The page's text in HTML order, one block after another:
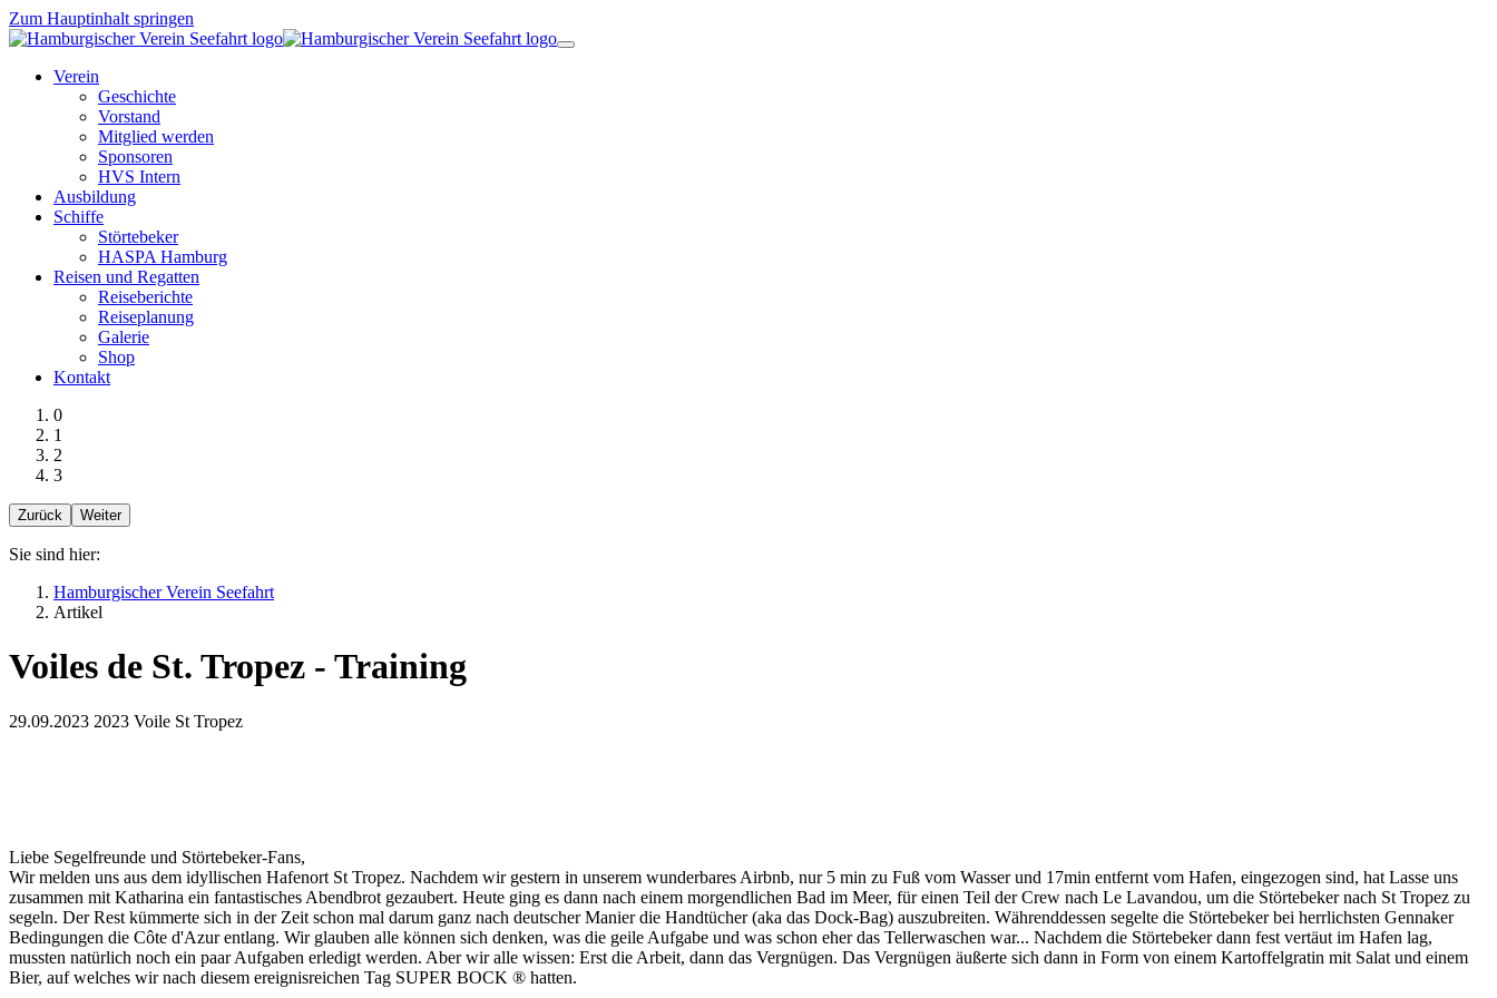
Zum Hauptinhalt springen
Verein
Geschichte
Vorstand
Mitglied werden
Sponsoren
HVS Intern
Ausbildung
Schiffe
Störtebeker
HASPA Hamburg
Reisen und Regatten
Reiseberichte
Reiseplanung
Galerie
Shop
Kontakt
0
1
2
3
Zurück Weiter
Sie sind hier:
Hamburgischer Verein Seefahrt
Artikel
Voiles de St. Tropez - Training
29.09.2023 2023 Voile St Tropez
Liebe Segelfreunde und Störtebeker-Fans,
Wir melden uns aus dem idyllischen Hafenort St Tropez. Nachdem wir gestern in unserem wunderbares Airbnb, nur 5 min zu Fuß vom Wasser und 17min entfernt vom Hafen, eingezogen sind, hat Lasse uns
zusammen mit Katharina ein fantastisches Abendbrot gezaubert. Heute ging es dann nach einem morgendlichen Bad im Meer, für einen Teil der Crew nach Le Lavandou, um die Störtebeker nach St Tropez zu
segeln. Der Rest kümmerte sich in der Zeit schon mal darum ganz nach deutscher Manier die Handtücher (aka das Dock-Bag) auszubreiten. Währenddessen segelte die Störtebeker bei herrlichsten Gennaker
Bedingungen die Côte d'Azur entlang. Wir glauben alle können sich denken, was die geile Aufgabe und was schon eher das Tellerwaschen war... Nachdem die Störtebeker dann fest vertäut im Hafen lag,
mussten natürlich noch ein paar Aufgaben erledigt werden. Aber wir alle wissen: Erst die Arbeit, dann das Vergnügen. Das Vergnügen äußerte sich dann in Form von einem Kartoffelgratin mit Salat und einem
Bier, auf welches wir nach diesem ereignisreichen Tag SUPER BOCK ® hatten.